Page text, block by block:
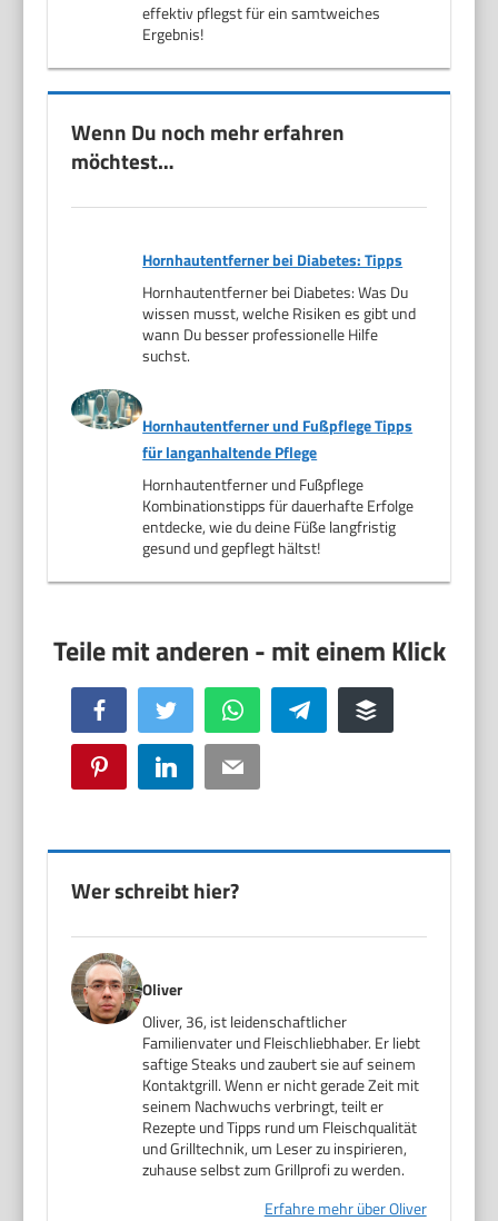
effektiv pflegst für ein samtweiches
Ergebnis!
Wenn Du noch mehr erfahren
möchtest…
Hornhautentferner bei Diabetes: Tipps
Hornhautentferner bei Diabetes: Was Du
wissen musst, welche Risiken es gibt und
wann Du besser professionelle Hilfe
suchst.
Hornhautentferner und Fußpflege Tipps
für langanhaltende Pflege
Hornhautentferner und Fußpflege
Kombinationstipps für dauerhafte Erfolge
entdecke, wie du deine Füße langfristig
gesund und gepflegt hältst!
Facebook Twitter WhatsApp Telegram Buffer
Pinterest LinkedIn Email
Wer schreibt hier?
Oliver
Oliver, 36, ist leidenschaftlicher
Familienvater und Fleischliebhaber. Er liebt
saftige Steaks und zaubert sie auf seinem
Kontaktgrill. Wenn er nicht gerade Zeit mit
seinem Nachwuchs verbringt, teilt er
Rezepte und Tipps rund um Fleischqualität
und Grilltechnik, um Leser zu inspirieren,
zuhause selbst zum Grillprofi zu werden.
Erfahre mehr über Oliver